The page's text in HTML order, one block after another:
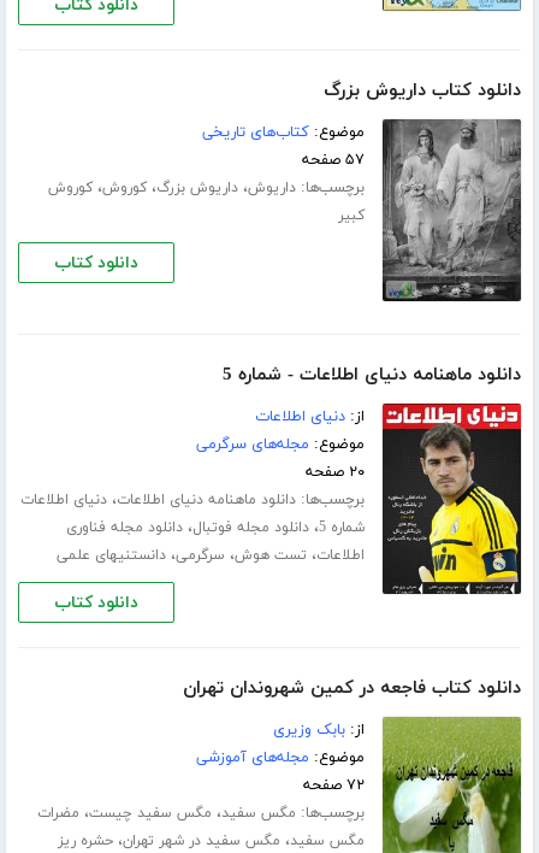
دانلود کتاب
دانلود کتاب داریوش بزرگ
موضوع:کتاب‌های تاریخی
۵۷ صفحه
برچسب‌ها:داریوش،داریوش بزرگ،کوروش،کوروش
کبیر
دانلود کتاب
دانلود ماهنامه دنیای اطلاعات - شماره 5
از:دنیای اطلاعات
موضوع: مجله‌های سرگرمی
۲۰ صفحه
برچسب‌ها:دانلود ماهنامه دنیای اطلاعات،دنیای اطلاعات
شماره 5 ،دانلود مجله فوتبال،دانلود مجله فناوری
اطلاعات، تست هوش، سرگرمی،دانستنیهای علمی
دانلود کتاب
دانلود کتاب فاجعه در کمین شهروندان تهران
از:بابک وزیری
موضوع: مجله‌های آموزشی
۷۲ صفحه
برچسب‌ها: مگس سفید، مگس سفید چیست، مضرات
مگس سفید، مگس سفید در شهر تهران،حشره ریز